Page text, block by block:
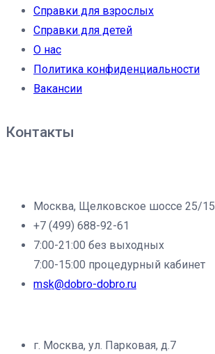
Справки для взрослых
Справки для детей
О нас
Политика конфиденциальности
Вакансии
Контакты
Москва, Щелковское шоссе 25/15
+7 (499) 688-92-61
7:00-21:00 без выходных
7:00-15:00 процедурный кабинет
msk@dobro-dobro.ru
г. Москва, ул. Парковая, д.7